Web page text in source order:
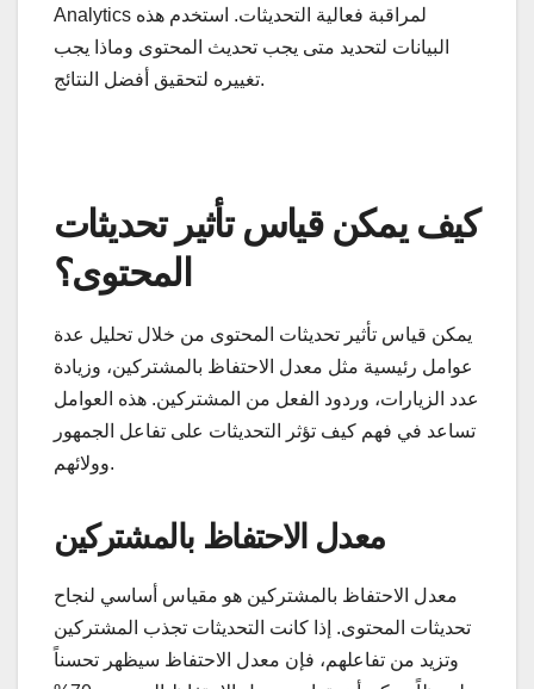
Analytics لمراقبة فعالية التحديثات. استخدم هذه
البيانات لتحديد متى يجب تحديث المحتوى وماذا يجب
تغييره لتحقيق أفضل النتائج.
كيف يمكن قياس تأثير تحديثات
المحتوى؟
يمكن قياس تأثير تحديثات المحتوى من خلال تحليل عدة
عوامل رئيسية مثل معدل الاحتفاظ بالمشتركين، وزيادة
عدد الزيارات، وردود الفعل من المشتركين. هذه العوامل
تساعد في فهم كيف تؤثر التحديثات على تفاعل الجمهور
وولائهم.
معدل الاحتفاظ بالمشتركين
معدل الاحتفاظ بالمشتركين هو مقياس أساسي لنجاح
تحديثات المحتوى. إذا كانت التحديثات تجذب المشتركين
وتزيد من تفاعلهم، فإن معدل الاحتفاظ سيظهر تحسناً